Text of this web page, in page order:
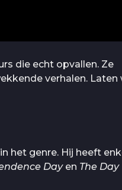
die echt opvallen. Ze
verhalen. Laten
het genre. Hij heeft
Dayen The Day